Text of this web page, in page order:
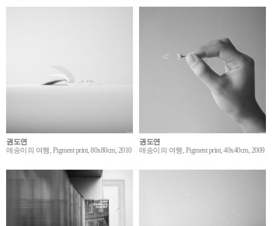
권도연
애송이의 여행, Pigment print, 80x80cm, 2010
권도연
애송이의 여행, Pigment print, 40x40cm, 2009